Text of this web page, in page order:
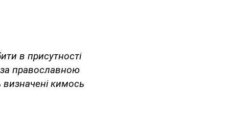
в присутності
православною
визначені кимось